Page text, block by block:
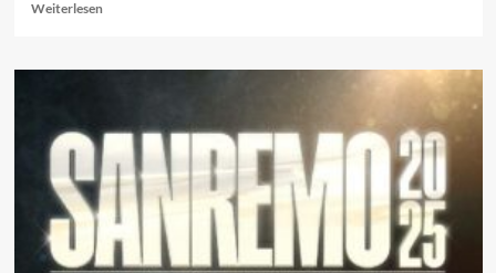
WeiterlesenRead
Sanremo
Finale